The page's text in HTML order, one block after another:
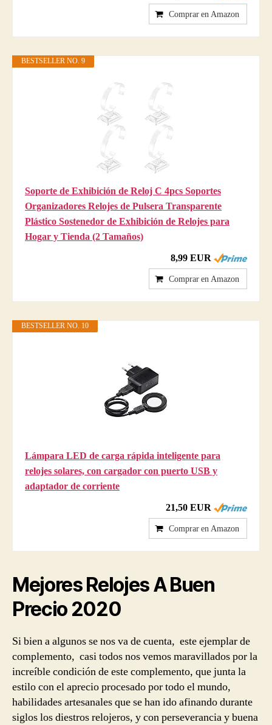
Comprar en Amazon
BESTSELLER NO. 9
Soporte de Exhibición de Reloj C 4pcs Soportes
Organizadores Relojes de Pulsera Transparente
Plástico Sostenedor de Exhibición de Relojes para
Hogar y Tienda (2 Tamaños)
8,99 EUR
Comprar en Amazon
BESTSELLER NO. 10
Lámpara LED de carga rápida inteligente para
relojes solares, con cargador con puerto USB y
adaptador de corriente
21,50 EUR
Comprar en Amazon
MejoresRelojes A Buen
Precio 2020
Si bien a algunos se nos va de cuenta, este ejemplar de
complemento, casi todos nos vemos maravillados por la
increíble condición de este complemento, que junta la
estilo con el aprecio procesado por todo el mundo,
habilidades artesanales que se han ido afinando durante
siglos los diestros relojeros, y con perseverancia y buena